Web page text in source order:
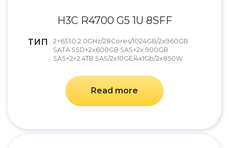
H3C R4700 G5 1U 8SFF
ТИП
2×6330 2.0GHz/28Cores/1024GB/2x960GB
SATA SSD+2x600GB SAS+2x 900GB
SAS+2×2.4TB SAS/2x10GE/4x1Gb/2x850W
Read more